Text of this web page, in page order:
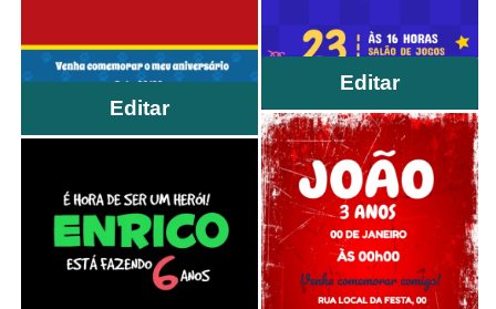
Editar
Editar